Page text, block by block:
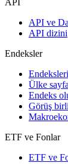
API
API ve
API dizini
Endeksler
Ülke
Endeks
Görüş
ETF ve Fonlar
ETF ve